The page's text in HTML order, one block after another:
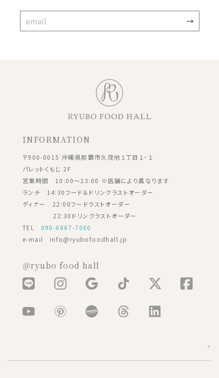
INFORMATION
〒900-0015 沖縄県那覇市久茂地１丁目１−１
パレットくもじ 2F
営業時間 10:00～23:00 ※店舗により異なります
ランチ 14:30フード＆ドリンクラストオーダー
ディナー 22:00フードラストオーダー
22:30ドリンクラストオーダー
TEL 090-6867-7060
e-mail info@ryubofoodhall.jp
＠ryubo food hall